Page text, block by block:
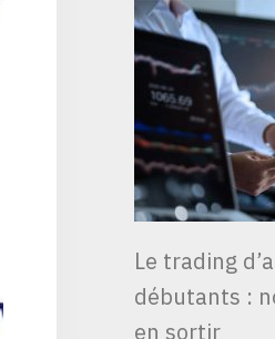
Le trading
débutants :
en sortir